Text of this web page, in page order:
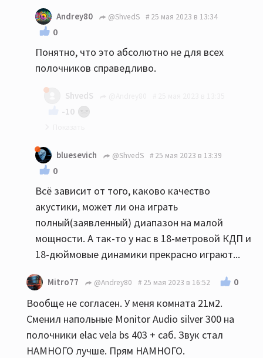
Если честно и субъективно, то спорно... У меня
18квм кдп, 610ые полочник умудрились завести
помещение, пока муж не доделал подготовку
дополнительно, те же 630 или целаны
напольники вообще бы порвали думаю, так что
мое имхо: до 20-22 квм никаких напольников...
Andrey80 @ShvedS 25 мая 2023 в 13:34
0
Понятно, что это абсолютно не для всех
полочников справедливо.
ShvedS
-10
Так и я Вам ни в коем случае не претензию :)
bluesevich @ShvedS 25 мая 2023 в 13:39
0
Всё зависит от того, каково качество
акустики, может ли она играть
полный(заявленный) диапазон на малой
мощности. А так-то у нас в 18-метровой КДП и
18-дюймовые динамики прекрасно играют...
Mitro77 @Andrey80 25 мая 2023 в 16:52 0
Вообще не согласен. У меня комната 21м2.
Сменил напольные Monitor Audio silver 300 на
полочники elac vela bs 403 + саб. Звук стал
НАМНОГО лучше. Прям НАМНОГО.